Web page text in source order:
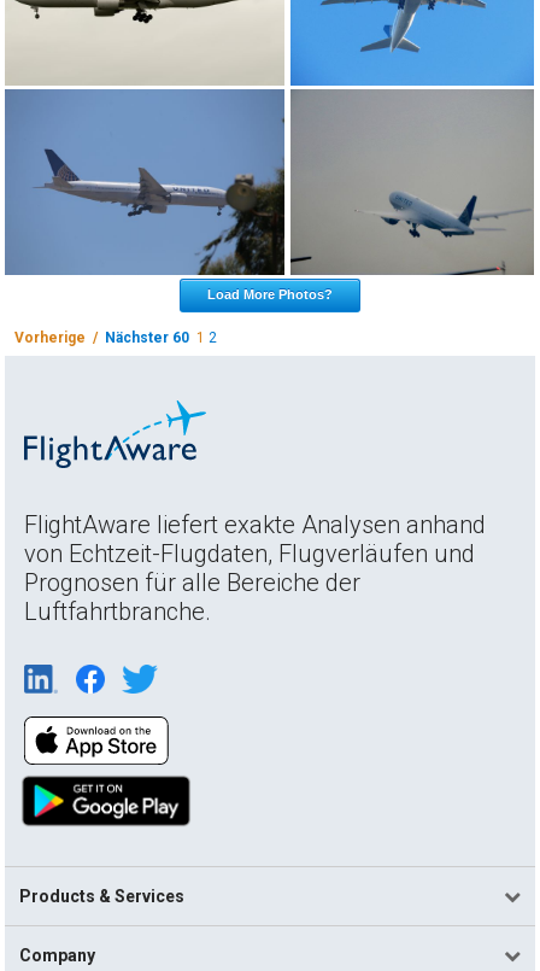
Load More Photos?
Vorherige / Nächster 60 12
FlightAware liefert exakte Analysen anhand
von Echtzeit-Flugdaten, Flugverläufen und
Prognosen für alle Bereiche der
Luftfahrtbranche.
Products & Services
Company